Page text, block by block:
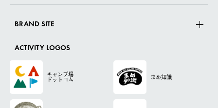
BRAND SITE
ACTIVITY LOGOS
キャンプ場
ドットコム まめ知識